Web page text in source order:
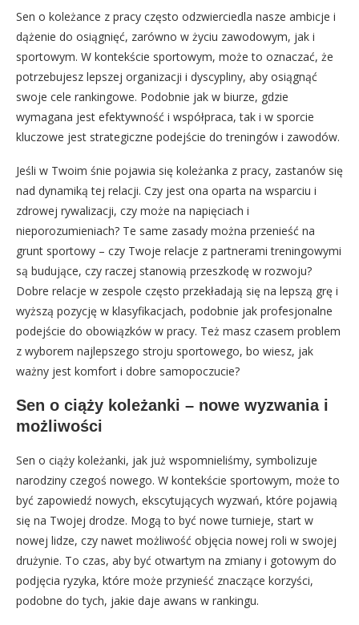
Sen o koleżance z pracy często odzwierciedla nasze ambicje i
dążenie do osiągnięć, zarówno w życiu zawodowym, jak i
sportowym. W kontekście sportowym, może to oznaczać, że
potrzebujesz lepszej organizacji i dyscypliny, aby osiągnąć
swoje cele rankingowe. Podobnie jak w biurze, gdzie
wymagana jest efektywność i współpraca, tak i w sporcie
kluczowe jest strategiczne podejście do treningów i zawodów.
Jeśli w Twoim śnie pojawia się koleżanka z pracy, zastanów się
nad dynamiką tej relacji. Czy jest ona oparta na wsparciu i
zdrowej rywalizacji, czy może na napięciach i
nieporozumieniach? Te same zasady można przenieść na
grunt sportowy – czy Twoje relacje z partnerami treningowymi
są budujące, czy raczej stanowią przeszkodę w rozwoju?
Dobre relacje w zespole często przekładają się na lepszą grę i
wyższą pozycję w klasyfikacjach, podobnie jak profesjonalne
podejście do obowiązków w pracy. Też masz czasem problem
z wyborem najlepszego stroju sportowego, bo wiesz, jak
ważny jest komfort i dobre samopoczucie?
Sen o ciąży koleżanki – nowe wyzwania i
możliwości
Sen o ciąży koleżanki, jak już wspomnieliśmy, symbolizuje
narodziny czegoś nowego. W kontekście sportowym, może to
być zapowiedź nowych, ekscytujących wyzwań, które pojawią
się na Twojej drodze. Mogą to być nowe turnieje, start w
nowej lidze, czy nawet możliwość objęcia nowej roli w swojej
drużynie. To czas, aby być otwartym na zmiany i gotowym do
podjęcia ryzyka, które może przynieść znaczące korzyści,
podobne do tych, jakie daje awans w rankingu.